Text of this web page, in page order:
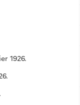
1926.